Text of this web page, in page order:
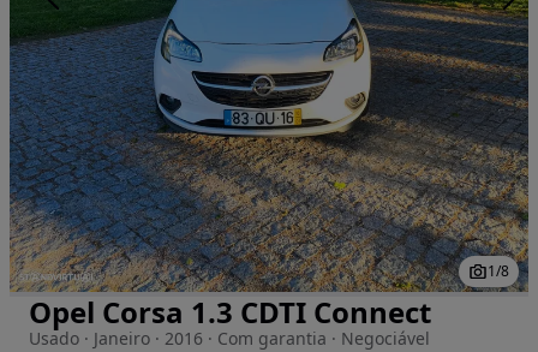
Imagem 1 de 8
1/8
Opel Corsa 1.3 CDTI Connect
Usado · Janeiro · 2016 · Com garantia · Negociável